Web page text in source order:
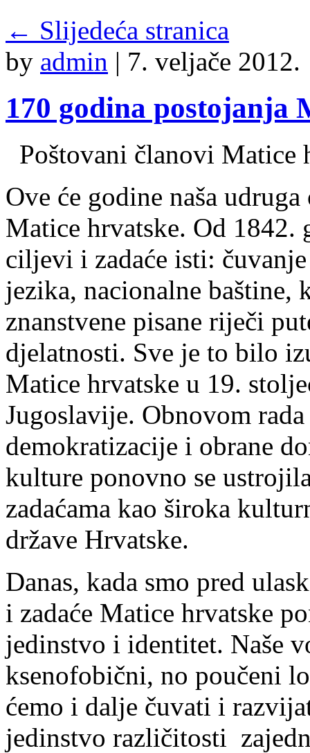
← Slijedeća stranica
by admin | 7. veljače 2012.
170 godina postojanja
Poštovani članovi Matice
Ove će godine naša
Matice hrvatske. Od 1842.
ciljevi i zadaće isti:
jezika, nacionalne baštine,
znanstvene pisane riječi
djelatnosti. Sve je to bilo
Matice hrvatske u 19.
Jugoslavije. Obnovom
demokratizacije i obrane
kulture ponovno se
zadaćama kao široka
države Hrvatske.
Danas, kada smo pred
i zadaće Matice hrvatske
jedinstvo i identitet. Naše
ksenofobični, no poučeni
ćemo i dalje čuvati i
jedinstvo različitosti